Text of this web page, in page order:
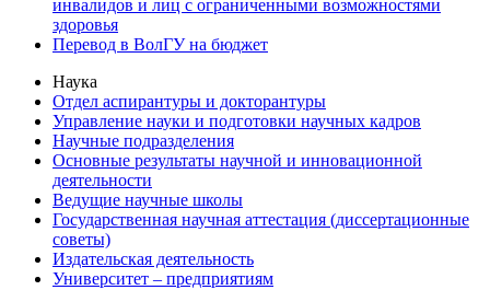
инвалидов и лиц с ограниченными возможностями
здоровья
Перевод в ВолГУ на бюджет
Наука
Отдел аспирантуры и докторантуры
Управление науки и подготовки научных кадров
Научные подразделения
Основные результаты научной и инновационной
деятельности
Ведущие научные школы
Государственная научная аттестация (диссертационные
советы)
Издательская деятельность
Университет – предприятиям